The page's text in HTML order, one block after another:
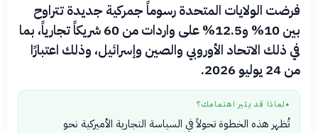
فرضت الولايات المتحدة رسوماً جمركية جديدة تتراوح
بين 10% و12.5% على واردات من 60 شريكاً تجارياً، بما
في ذلك الاتحاد الأوروبي والصين وإسرائيل، وذلك اعتبارًا
من 24 يوليو 2026.
● لماذا قد يثير اهتمامك؟
تُظهر هذه الخطوة تحولاً في السياسة التجارية الأميركية نحو